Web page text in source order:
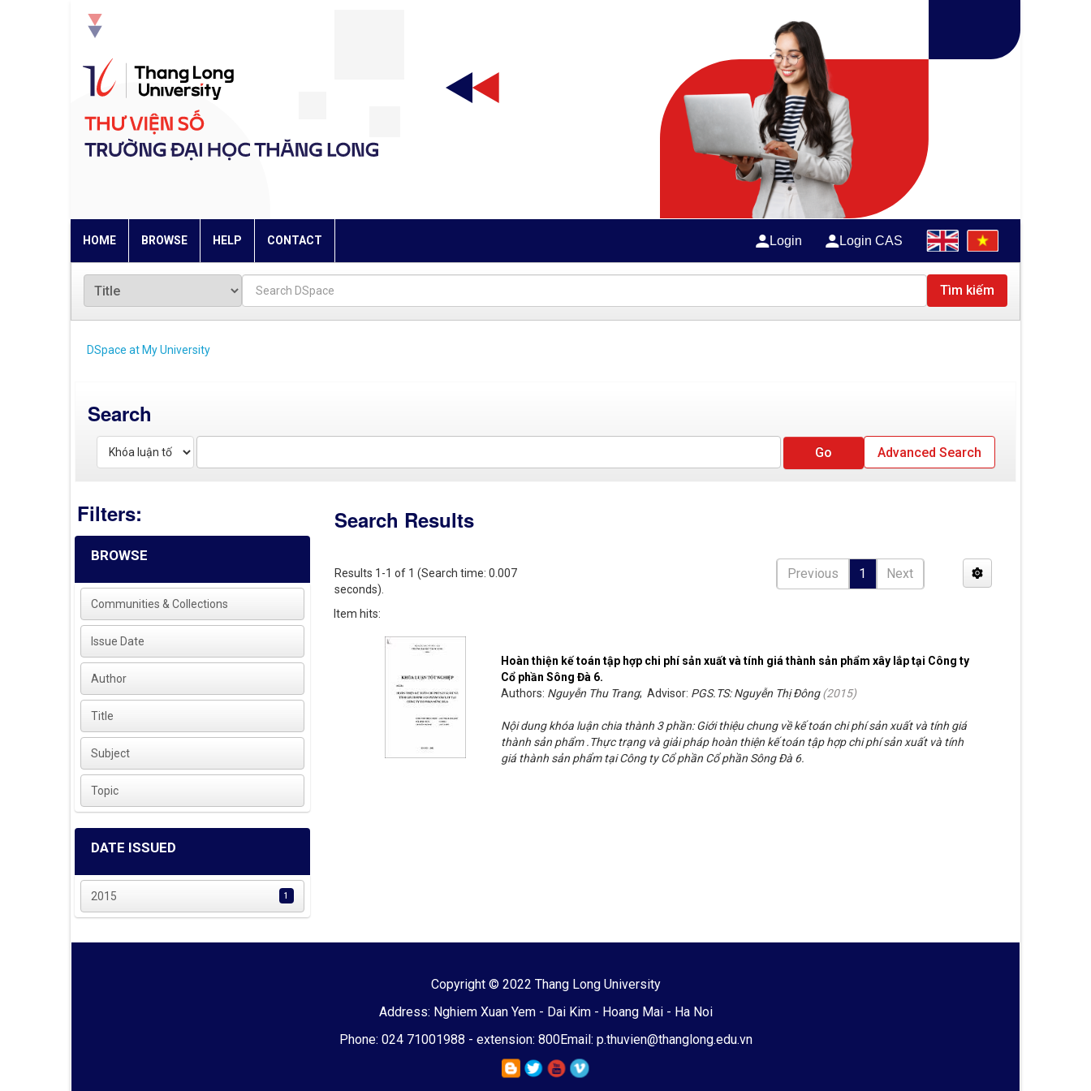
HOME BROWSE HELP CONTACT Login Login CAS
Tìm kiếm
DSpace at My University
Search
Advanced Search
Filters:
BROWSE
Communities & Collections
Issue Date
Author
Title
Subject
Topic
DATE ISSUED
2015 1
Search Results
Results 1-1 of 1 (Search time: 0.007
seconds).
Previous 1 Next
Item hits:
Hoàn thiện kế toán tập hợp chi phí sản xuất và tính giá thành sản phẩm xây lắp tại Công ty
Cổ phần Sông Đà 6.
Authors: Nguyễn Thu Trang; Advisor: PGS.TS: Nguyễn Thị Đông(2015)
Nội dung khóa luận chia thành 3 phần: Giới thiệu chung về kế toán chi phí sản xuất và tính giá
thành sản phẩm .Thực trạng và giải pháp hoàn thiện kế toán tập hợp chi phí sản xuất và tính
giá thành sản phẩm tại Công ty Cổ phần Cổ phần Sông Đà 6.
Copyright © 2022 Thang Long University
Address: Nghiem Xuan Yem - Dai Kim - Hoang Mai - Ha Noi
Phone: 024 71001988 - extension: 800Email: p.thuvien@thanglong.edu.vn